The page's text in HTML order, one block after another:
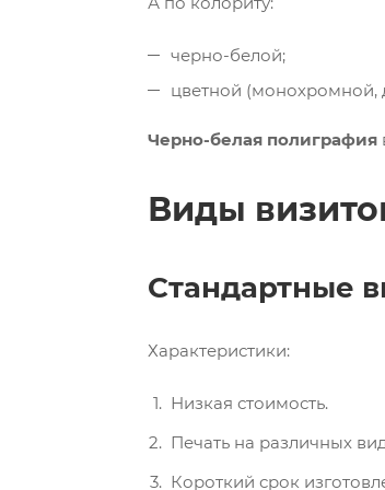
черно-белой;
цветной (монохромной,
Черно-белая полиграфия
Виды
Стандартные
Характеристики:
Низкая стоимость.
Печать на различных
Короткий срок